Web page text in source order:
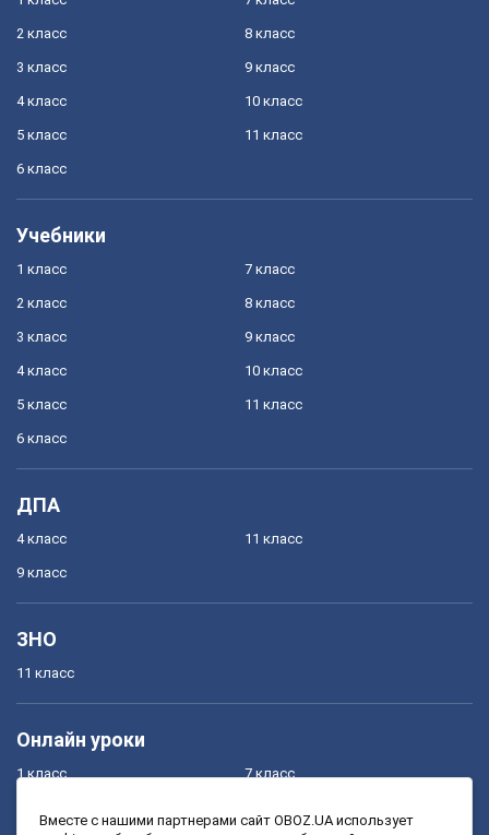
2 класс
3 класс
4 класс
5 класс
6 класс
8 класс
9 класс
10 класс
11 класс
Учебники
1 класс
2 класс
3 класс
4 класс
5 класс
6 класс
7 класс
8 класс
9 класс
10 класс
11 класс
ДПА
4 класс
9 класс
11 класс
ЗНО
11 класс
Онлайн уроки
1 класс 7 класс
Вместе с нашими партнерами сайт OBOZ.UA использует